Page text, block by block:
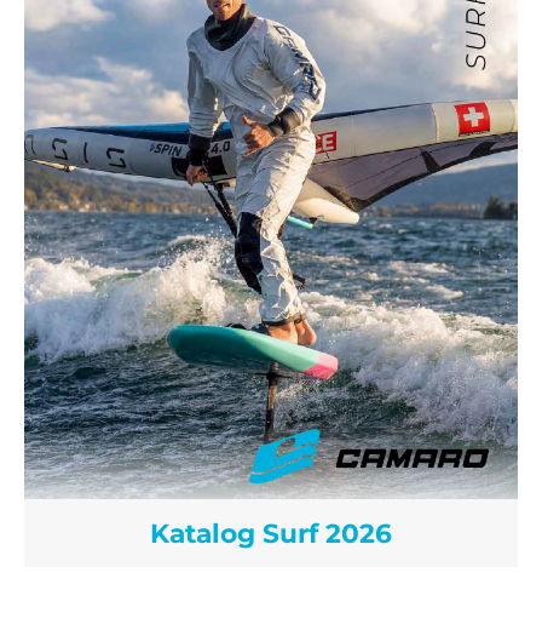
Katalog Surf 2026